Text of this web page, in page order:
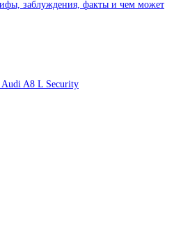
заблуждения, факты и чем может
A8 L Security